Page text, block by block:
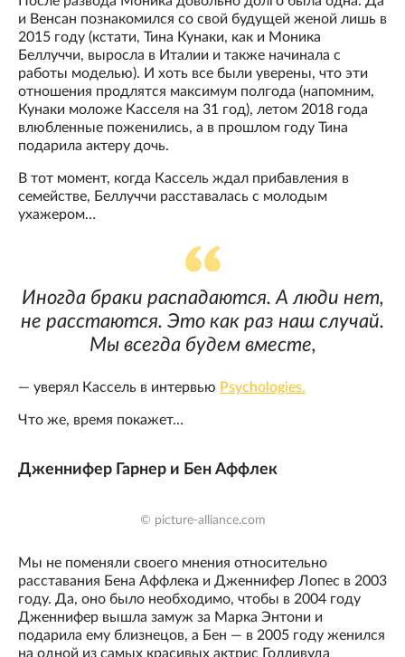
и Венсан познакомился со свой будущей женой лишь в
2015 году (кстати, Тина Кунаки, как и Моника
Беллуччи, выросла в Италии и также начинала с
работы моделью). И хоть все были уверены, что эти
отношения продлятся максимум полгода (напомним,
Кунаки моложе Касселя на 31 год), летом 2018 года
влюбленные поженились, а в прошлом году Тина
подарила актеру дочь.
В тот момент, когда Кассель ждал прибавления в
семействе, Беллуччи расставалась с молодым
ухажером…
Иногда браки распадаются. А люди нет,
не расстаются. Это как раз наш случай.
Мы всегда будем вместе,
— уверял Кассель в интервью Psychologies.
Что же, время покажет…
Дженнифер Гарнер и Бен Аффлек
© picture-alliance.com
Мы не поменяли своего мнения относительно
расставания Бена Аффлека и Дженнифер Лопес в 2003
году. Да, оно было необходимо, чтобы в 2004 году
Дженнифер вышла замуж за Марка Энтони и
подарила ему близнецов, а Бен — в 2005 году женился
на одной из самых красивых актрис Голливуда